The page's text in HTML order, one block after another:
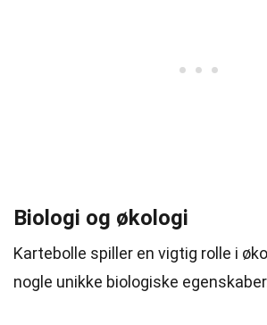
Biologi og økologi
Kartebolle spiller en vigtig rolle i
nogle unikke biologiske